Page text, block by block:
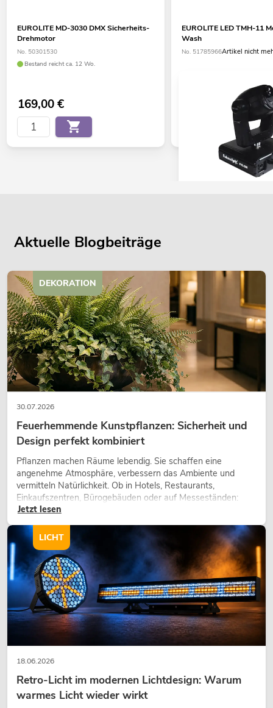
EUROLITE MD-3030 DMX Sicherheits-
Drehmotor
No. 50301530
Bestand reicht ca. 12 Wo.
169,00€
EUROLITE LED TMH-11
Wash
No. 51785966Artikel nicht
FUTURELIGHT PHS-
Spot
FUTURELIGHT
Leuchtmittel
No. 51838200Artikel
Aktuelle Blogbeiträge
30.07.2026
Feuerhemmende Kunstpflanzen: Sicherheit und
Design perfekt kombiniert
Pflanzen machen Räume lebendig. Sie schaffen eine
angenehme Atmosphäre, verbessern das Ambiente und
vermitteln Natürlichkeit. Ob in Hotels, Restaurants,
Einkaufszentren, Bürogebäuden oder auf Messeständen:
eine hochwertige Begrünung gehört heute längst zum
Jetzt lesen
DEKORATION
18.06.2026
Retro-Licht im modernen Lichtdesign: Warum
warmes Licht wieder wirkt
LICHT